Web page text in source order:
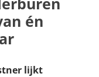
én
lijkt